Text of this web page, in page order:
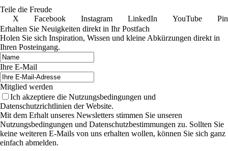
Teile die Freude
X
Facebook Instagram LinkedIn YouTube
Erhalten Sie Neuigkeiten direkt in Ihr Postfach
Holen Sie sich Inspiration, Wissen und kleine Abkürzungen direkt in
Ihren Posteingang.
Ihre E-Mail
Mitglied werden
Ich akzeptiere die Nutzungsbedingungen und
Datenschutzrichtlinien der Website.
Mit dem Erhalt unseres Newsletters stimmen Sie unseren
Nutzungsbedingungen und Datenschutzbestimmungen zu. Sollten Sie
keine weiteren E-Mails von uns erhalten wollen, können Sie sich ganz
einfach abmelden.